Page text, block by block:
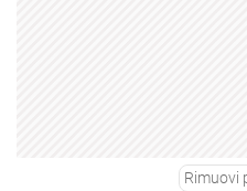
Rimuovi